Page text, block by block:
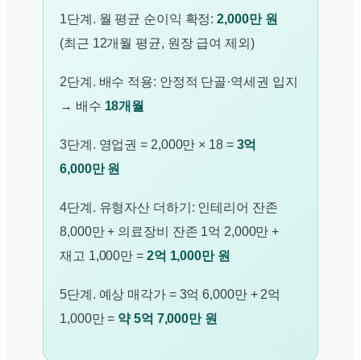
1단계. 월 평균 순이익 확정:2,000만 원
(최근 12개월 평균, 원장 급여 제외)
2단계. 배수 적용: 안정적 단골·역세권 입지
→ 배수 18개월
3단계. 영업권 = 2,000만 × 18 = 3억
6,000만 원
4단계. 유형자산 더하기: 인테리어 잔존
8,000만 + 의료장비 잔존 1억 2,000만 +
재고 1,000만 = 2억 1,000만 원
5단계. 예상 매각가 = 3억 6,000만 + 2억
1,000만 = 약 5억 7,000만 원